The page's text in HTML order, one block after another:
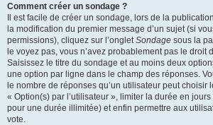
Comment créer un sondage ?
Il est facile de créer un sondage, lors de la
la modification du premier message d’un sujet (si
permissions), cliquez sur l’ongletSondage sous la
le voyez pas, vous n’avez probablement pas le droit
Saisissez le titre du sondage et au moins deux
une option par ligne dans le champ des réponses.
le nombre de réponses qu’un utilisateur peut choisir
« Option(s) par l’utilisateur », limiter la durée en
pour une durée illimitée) et enfin permettre aux
vote.